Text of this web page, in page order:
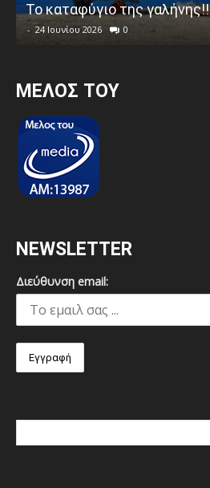
Το καταφύγιο της γαλήνης!!
- 24 Ιουνίου 2026 0
MEΛΟΣ ΤΟΥ
NEWSLETTER
Διεύθυνση email: